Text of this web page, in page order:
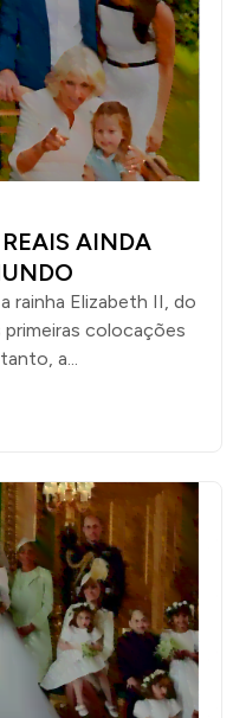
AINDA
rainha Elizabeth II, do
primeiras colocações
a...